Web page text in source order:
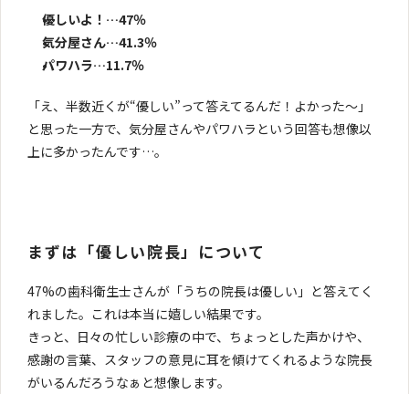
優しいよ！…47％
気分屋さん…41.3％
パワハラ…11.7％
「え、半数近くが“優しい”って答えてるんだ！よかった〜」
と思った一方で、気分屋さんやパワハラという回答も想像以
上に多かったんです…。
まずは「優しい院長」について
47%の歯科衛生士さんが「うちの院長は優しい」と答えてく
れました。これは本当に嬉しい結果です。
きっと、日々の忙しい診療の中で、ちょっとした声かけや、
感謝の言葉、スタッフの意見に耳を傾けてくれるような院長
がいるんだろうなぁと想像します。